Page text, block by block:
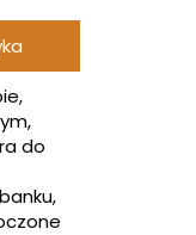
do